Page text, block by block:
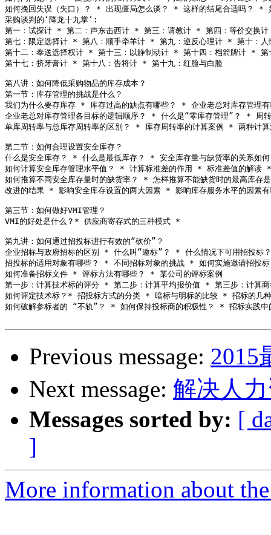
如何挽回失误（失口）？ * 出现僵局怎么谈？ * 这样的结尾合适吗？ *
采购谈判的‘降龙十九掌’:
第一：试探计 * 第二：声东击西计 * 第三：请教计 * 第四：等价交换
第七：限定选择计 * 第八：顺手牵羊计 * 第九：逆反心理计 * 第十：
第十二：奉送选择权计 * 第十三：以静制动计 * 第十四：档箭牌计 * 第
第十七：挤牙膏计 * 第十八：告将计 * 第十九：红脸与白脸
第八讲：如何降低采购物品的库存成本？
第一节：库存管理的挑战是什么？
我们为什么要存库存 * 库存过高的缺点有哪些？ * 企业老总对库存管理有
企业老总对库存管理各目标的逻辑顺序？ * 什么是“零库存管理”？ * 周
单库周转率与总库存周转率的区别？ * 库存周转率的计算案例 * 两种计算
第二节：如何合理设置安全库存？
什么是安全库存？ * 什么是最低库存？ * 安全库存量与缺货率的关系如
如何计算安全库存管理水平值？ * 计算标准差的作用 * 标准差值的解
如何推算不同安全库存量时的缺货率？ * 怎样推算不能缺货时的最高库存
改进的结果 * 影响安全库存设置的两大因素 * 影响库存服务水平的因素
第三节：如何做好VMI管理？
VMI的好处是什么？* 供应商寄存式的三种模式 *
第九讲：如何通过招投标进行有效的“砍价”？
企业招标与政府招标的区别 * 什么叫“邀标”？ * 什么情况下可用招投
招投标的适用对象有哪些？ * 不同招标对象的挑战 * 如何实施邀请招投
如何准备招标文件 * 评标方法有哪些？ * 某公司的评标案例
第一步：计算技术标的评分 * 第二步：计算平均报价值 * 第三步：计算
如何评定技术标？* 招投标方式的分类 * 暗标与明标的比较 * 招标的几
如何破解参标者的 “不轨”？ * 如何保持投标商的积极性？ * 招标实践
Previous message: 2015
Next message: 解决人
Messages sorted by: [
]
More information about